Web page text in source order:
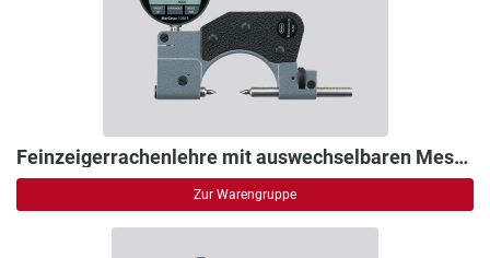
Feinzeigerrachenlehre mit auswechselbaren Messeinsätzen M2,5
Zur Warengruppe